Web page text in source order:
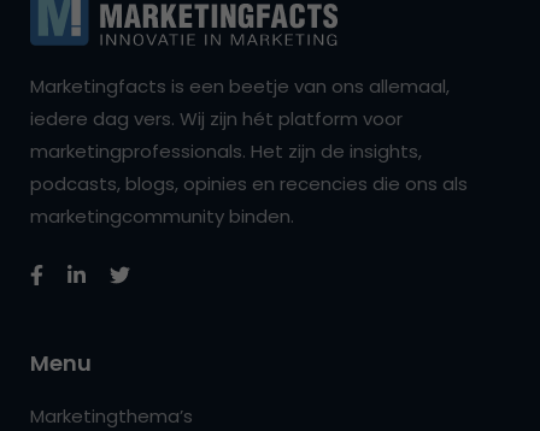
Marketingfacts is een beetje van ons allemaal,
iedere dag vers. Wij zijn hét platform voor
marketingprofessionals. Het zijn de insights,
podcasts, blogs, opinies en recencies die ons als
marketingcommunity binden.
Menu
Marketingthema’s